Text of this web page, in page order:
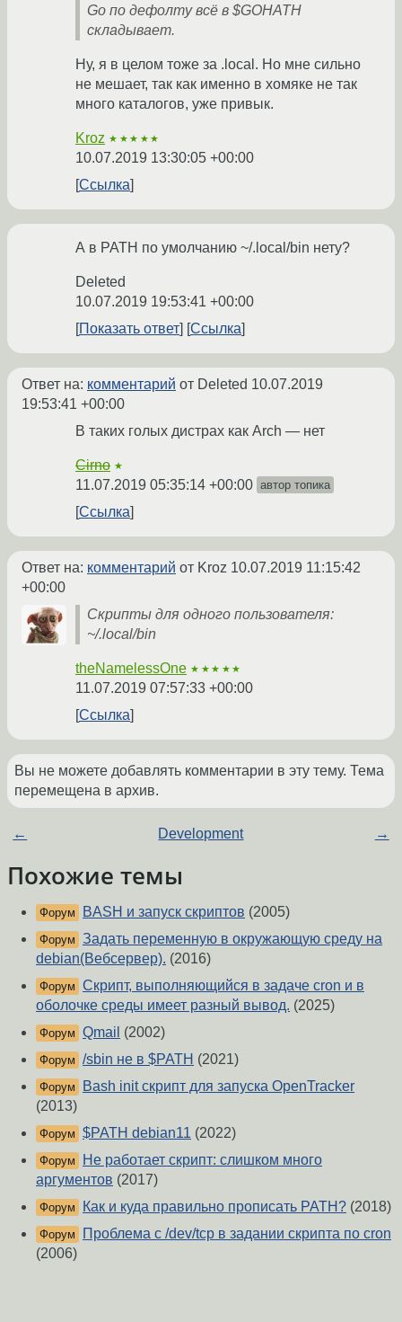
Go по дефолту всё в $GOHATH
складывает.
Ну, я в целом тоже за .local. Но мне сильно
не мешает, так как именно в хомяке не так
много каталогов, уже привык.
Kroz ★★★★★
10.07.2019 13:30:05 +00:00
Ссылка
А в PATH по умолчанию ~/.local/bin нету?
Deleted
10.07.2019 19:53:41 +00:00
Показать ответ
Ссылка
Ответ на: комментарий от Deleted 10.07.2019
19:53:41 +00:00
В таких голых дистрах как Arch — нет
Cirno ★
11.07.2019 05:35:14 +00:00 автор топика
Ссылка
Ответ на: комментарий от Kroz 10.07.2019 11:15:42
+00:00
Скрипты для одного пользователя:
~/.local/bin
theNamelessOne ★★★★★
11.07.2019 07:57:33 +00:00
Ссылка
Вы не можете добавлять комментарии в эту тему. Тема
перемещена в архив.
← Development →
Похожие темы
Форум BASH и запуск скриптов (2005)
Форум Задать переменную в окружающую среду на
debian(Вебсервер). (2016)
Форум Скрипт, выполняющийся в задаче cron и в
оболочке среды имеет разный вывод. (2025)
Форум Qmail (2002)
Форум /sbin не в $PATH (2021)
Форум
Bash init скрипт для запуска OpenTracker
(2013)
Форум $PATH debian11 (2022)
Форум
Не работает скрипт: слишком много
аргументов (2017)
Форум Как и куда правильно прописать PATH? (2018)
Форум
Проблема с /dev/tcp в задании скрипта по cron
(2006)